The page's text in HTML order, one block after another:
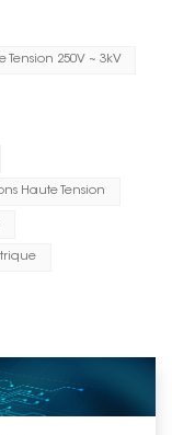
250V ~ 3kV
Haute Tension